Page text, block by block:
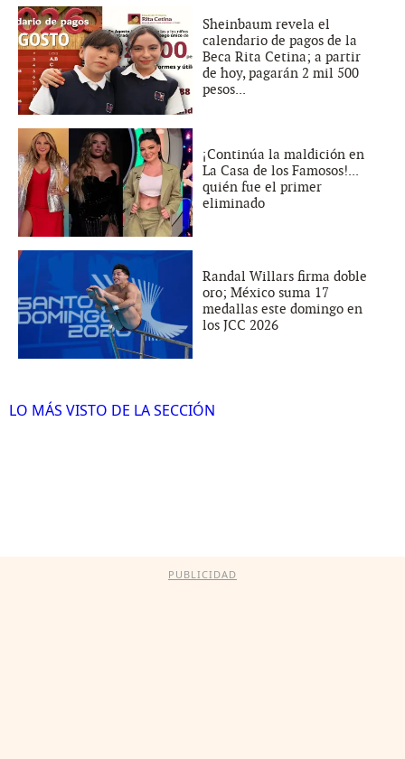
Sheinbaum revela el
calendario de pagos de la
Beca Rita Cetina; a partir
de hoy, pagarán 2 mil 500
pesos...
¡Continúa la maldición en
La Casa de los Famosos!...
quién fue el primer
eliminado
Randal Willars firma doble
oro; México suma 17
medallas este domingo en
los JCC 2026
LO MÁS VISTO DE LA SECCIÓN
PUBLICIDAD